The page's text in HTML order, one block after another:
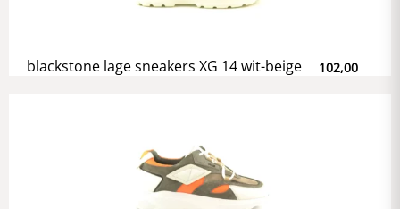
blackstone lage sneakers XG 14 wit-beige 102,00